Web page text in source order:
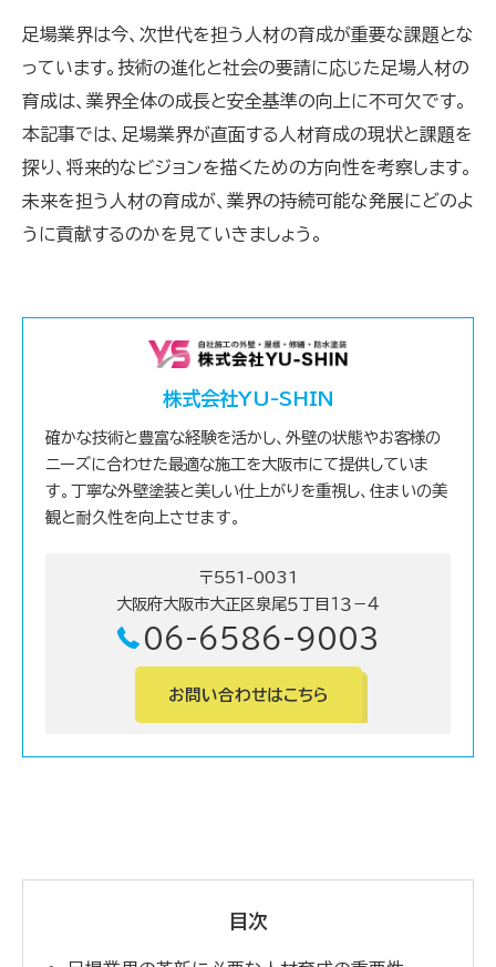
足場業界は今、次世代を担う人材の育成が重要な課題とな
っています。技術の進化と社会の要請に応じた足場人材の
育成は、業界全体の成長と安全基準の向上に不可欠です。
本記事では、足場業界が直面する人材育成の現状と課題を
探り、将来的なビジョンを描くための方向性を考察します。
未来を担う人材の育成が、業界の持続可能な発展にどのよ
うに貢献するのかを見ていきましょう。
株式会社YU-SHIN
確かな技術と豊富な経験を活かし、外壁の状態やお客様の
ニーズに合わせた最適な施工を大阪市にて提供していま
す。丁寧な外壁塗装と美しい仕上がりを重視し、住まいの美
観と耐久性を向上させます。
〒551-0031
大阪府大阪市大正区泉尾５丁目１３－４
06-6586-9003
お問い合わせはこちら
目次